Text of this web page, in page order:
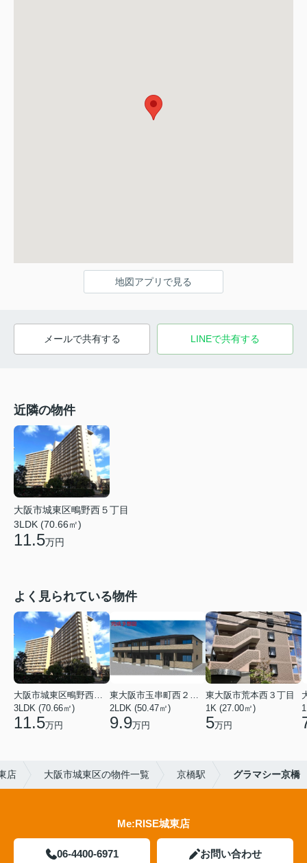
地図アプリで見る
メールで共有する LINEで共有する
近隣の物件
大阪市城東区鴫野西５丁目
3LDK (70.66㎡)
11.5万円
よく見られている物件
大阪市城東区鴫野西５丁目
3LDK (70.66㎡)
11.5万円
東大阪市玉串町西２丁目
2LDK (50.47㎡)
9.9万円
東大阪市荒本西３丁目
1K (27.00㎡)
5万円
店 大阪市城東区の物件一覧 京橋駅 グラマシー京橋
Me:RISE城東店
06-4400-6971 お問い合わせ